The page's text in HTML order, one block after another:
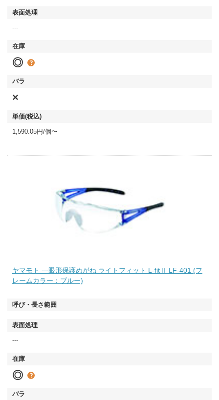
---
◎
×
1,590.05円/個〜
ヤマモト 一眼形保護めがね ライトフィット L-fitⅡ LF-401 (フ
レームカラー：ブルー)
---
◎